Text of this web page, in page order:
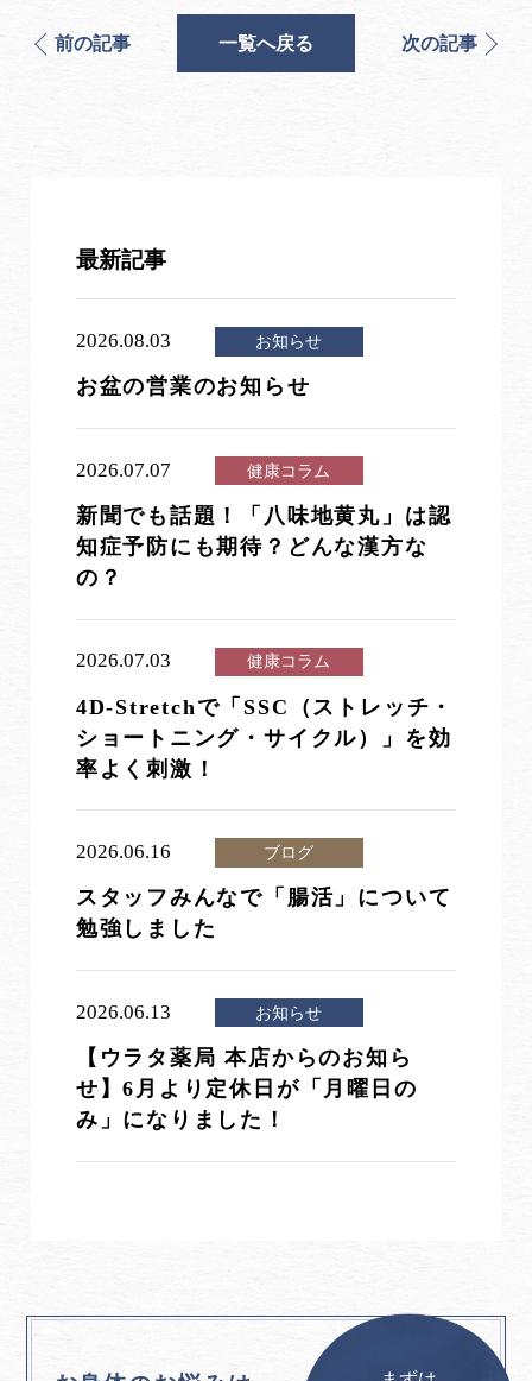
前の記事 一覧へ戻る 次の記事
最新記事
2026.08.03 お知らせ
お盆の営業のお知らせ
2026.07.07 健康コラム
新聞でも話題！「八味地黄丸」は認
知症予防にも期待？どんな漢方な
の？
2026.07.03 健康コラム
4D-Stretchで「SSC（ストレッチ・
ショートニング・サイクル）」を効
率よく刺激！
2026.06.16 ブログ
スタッフみんなで「腸活」について
勉強しました
2026.06.13 お知らせ
【ウラタ薬局 本店からのお知ら
せ】6月より定休日が「月曜日の
み」になりました！